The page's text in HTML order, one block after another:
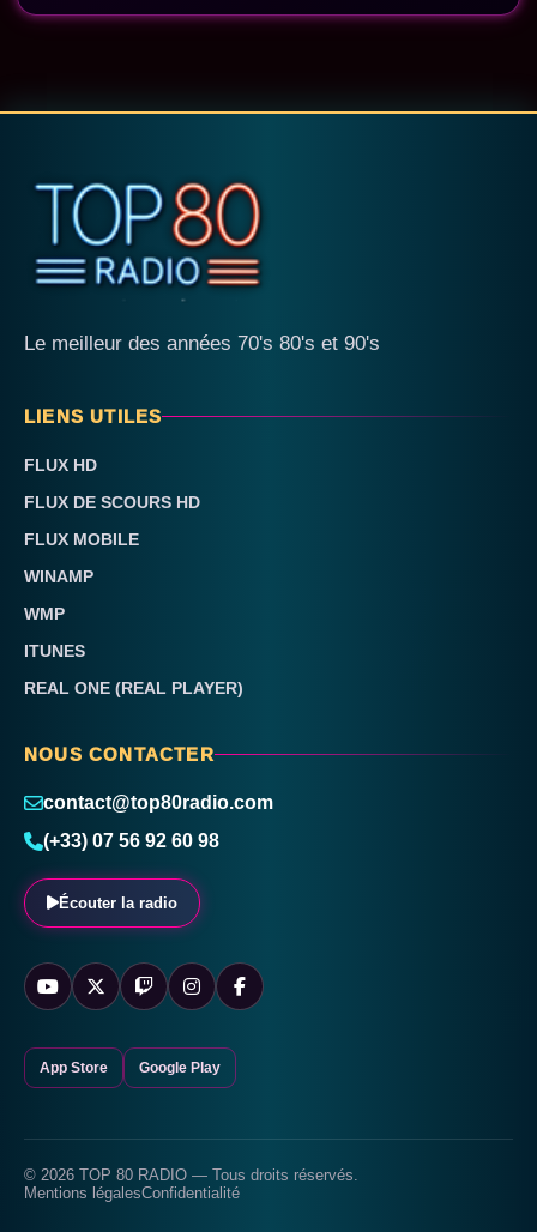
Le meilleur des années 70's 80's et 90's
LIENS UTILES
FLUX HD
FLUX DE SCOURS HD
FLUX MOBILE
WINAMP
WMP
ITUNES
REAL ONE (REAL PLAYER)
NOUS CONTACTER
contact@top80radio.com
(+33) 07 56 92 60 98
Écouter la radio
App Store Google Play
© 2026 TOP 80 RADIO — Tous droits réservés.
Mentions légalesConfidentialité